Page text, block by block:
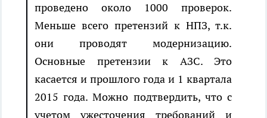
проведено около 1000 проверок.
Меньше всего претензий к НПЗ, т.к.
они проводят модернизацию.
Основные претензии к АЗС. Это
касается и прошлого года и 1 квартала
2015 года. Можно подтвердить, что с
учетом ужесточения требований и